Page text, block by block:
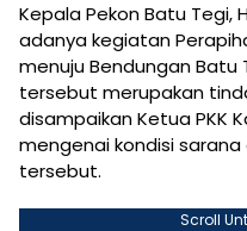
Kepala Pekon Batu Tegi,
adanya kegiatan
menuju Bendungan Batu
tersebut merupakan
disampaikan Ketua PKK
mengenai kondisi
tersebut.
Scroll